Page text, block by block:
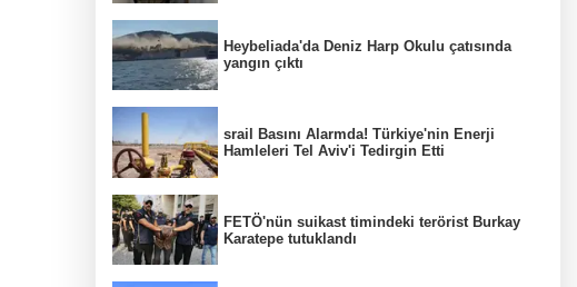
Heybeliada'da Deniz Harp Okulu çatısında
yangın çıktı
srail Basını Alarmda! Türkiye'nin Enerji
Hamleleri Tel Aviv'i Tedirgin Etti
FETÖ'nün suikast timindeki terörist Burkay
Karatepe tutuklandı